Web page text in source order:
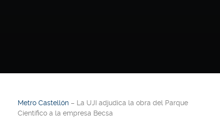
Metro Castellón – La UJI adjudica la obra del Parque
Científico a la empresa Becsa